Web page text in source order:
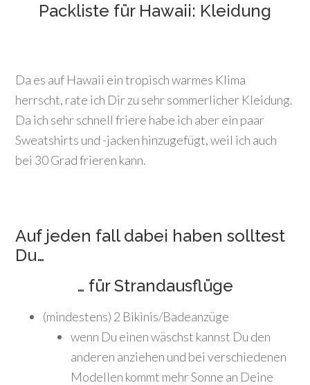
Packliste für Hawaii: Kleidung
Da es auf Hawaii ein tropisch warmes Klima
herrscht, rate ich Dir zu sehr sommerlicher Kleidung.
Da ich sehr schnell friere habe ich aber ein paar
Sweatshirts und -jacken hinzugefügt, weil ich auch
bei 30 Grad frieren kann.
Auf jeden fall dabei haben solltest
Du…
… für Strandausflüge
(mindestens) 2 Bikinis/Badeanzüge
wenn Du einen wäschst kannst Du den
anderen anziehen und bei verschiedenen
Modellen kommt mehr Sonne an Deine